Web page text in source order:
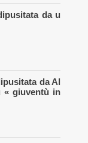
da u
da Al
« giuventù in